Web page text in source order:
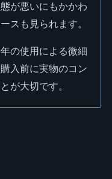
が悪いにもかかわ
スも見られます。
の使用による微細
入前に実物のコン
が大切です。